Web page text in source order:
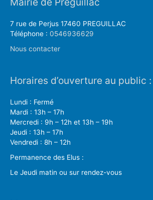
7 rue de Perjus 17460 PREGUILLAC
Téléphone : 0546936629
Nous contacter
Horaires d’ouverture au public :
Lundi : Fermé
Mardi : 13h – 17h
Mercredi : 9h – 12h et 13h – 19h
Jeudi : 13h – 17h
Vendredi : 8h – 12h
Permanence des Elus :
Le Jeudi matin ou sur rendez-vous